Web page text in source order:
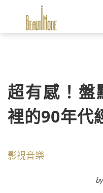
超有感！盤
裡的90年代
影視音樂
by